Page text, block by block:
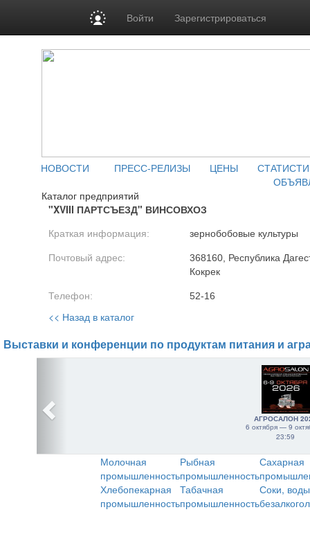
Войти Зарегистрироваться
НОВОСТИ ПРЕСС-РЕЛИЗЫ ЦЕНЫ
Каталог предприятий
"XVIII ПАРТСЪЕЗД" ВИНСОВХОЗ
Краткая информация: зернобобовые культуры
Почтовый адрес:
368160, Республика
Кокрек
Телефон: 52-16
<< Назад в каталог
Выставки и конференции по продуктам питания и
АГРОСАЛОН
6 октября — 9
23:59
Молочная
промышленность
Рыбная
промышленность
Сахарная
Хлебопекарная
промышленность
Табачная
промышленность
Соки,